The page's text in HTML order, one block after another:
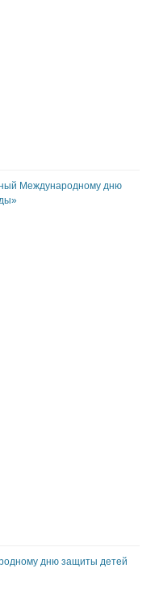
Международному дню
дню защиты детей